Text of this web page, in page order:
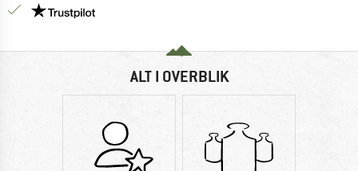
Vi er Trustpilot-certificeret - oplysningerne får du
ALT I OVERBLIK